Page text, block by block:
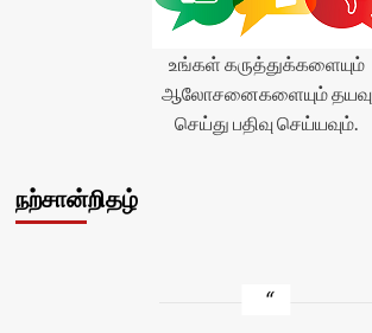
உங்கள் கருத்துக்களையும்
ஆலோசனைகளையும் தயவு
செய்து பதிவு செய்யவும்.
நற்சான்றிதழ்